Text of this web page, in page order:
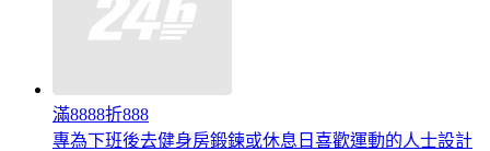
滿8888折888
專為下班後去健身房鍛鍊或休息日喜歡運動的人士設計